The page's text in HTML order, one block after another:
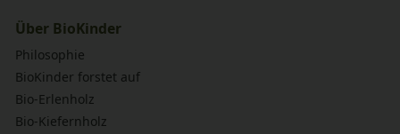
Über BioKinder
Philosophie
BioKinder forstet auf
Bio-Erlenholz
Bio-Kiefernholz